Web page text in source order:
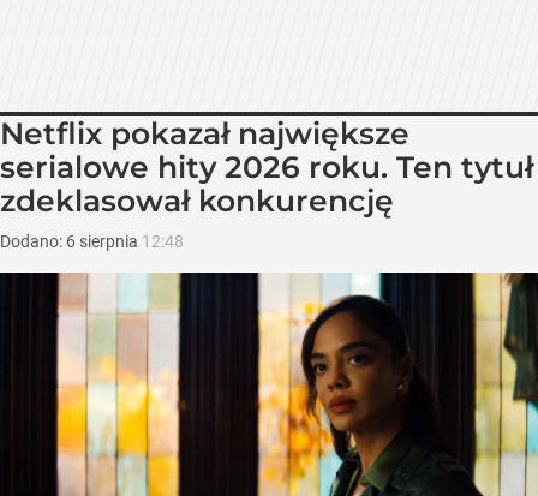
Netflix pokazał największe
serialowe hity 2026 roku. Ten tytuł
zdeklasował konkurencję
Dodano: 6 sierpnia 12:48